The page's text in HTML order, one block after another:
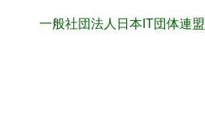
一般社団法人日本IT団体連盟